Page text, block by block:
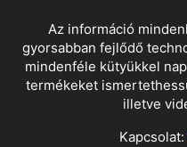
Az információ
gyorsabban fejlődő
mindenféle kütyükkel
termékeket
illetve
Kapcsolat: